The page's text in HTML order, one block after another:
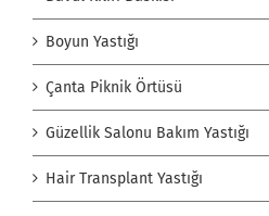
Boyun Yastığı
Çanta Piknik Örtüsü
Güzellik Salonu Bakım Yastığı
Hair Transplant Yastığı